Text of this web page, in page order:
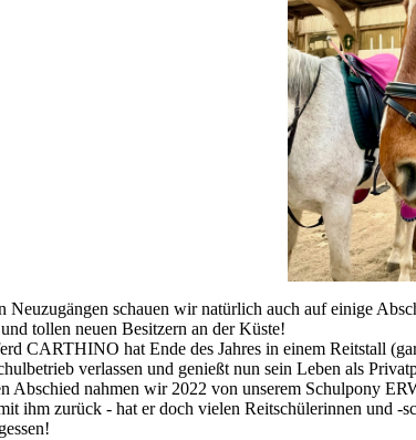
Neuzugängen schauen wir natürlich auch auf einige
tollen neuen Besitzern an der Küste!
CARTHINO hat Ende des Jahres in einem Reitstall
verlassen und genießt nun sein Leben als
Abschied nahmen wir 2022 von unserem Schulpony
ihm zurück - hat er doch vielen Reitschülerinnen und